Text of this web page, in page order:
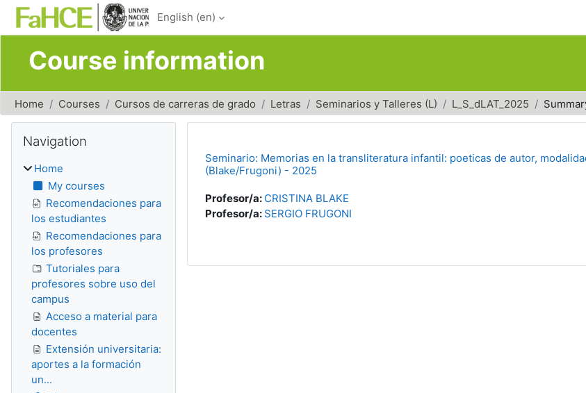
Skip to main content
English ‎(en)‎
Course information
Home Courses Cursos de carreras de grado Letras Seminarios y Talleres (L) L_S_dLAT_2025
Seminario: Memorias en la transliteratura infantil: poeticas de autor,
(Blake/Frugoni) - 2025
Profesor/a: CRISTINA BLAKE
Profesor/a: SERGIO FRUGONI
Blocks
Navigation
Home
My courses
Recomendaciones para
los estudiantes
Recomendaciones para
los profesores
Tutoriales para
profesores sobre uso del
campus
Acceso a material para
docentes
Extensión universitaria:
aportes a la formación
un...